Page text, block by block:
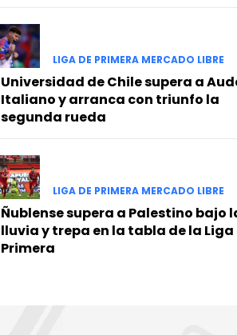
LIGA DE PRIMERA MERCADO LIBRE
Universidad de Chile supera a
Italiano y arranca con triunfo la
segunda rueda
LIGA DE PRIMERA MERCADO LIBRE
Ñublense supera a Palestino bajo
lluvia y trepa en la tabla de la Liga
Primera